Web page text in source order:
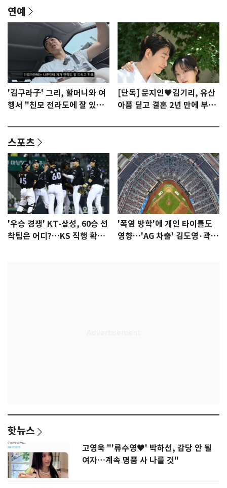
연예
'김구라子' 그리, 할머니와 여
행서 "친모 전라도에 잘 있
[단독] 문지인♥김기리, 유산
아픔 딛고 결혼 2년 만에 부모
스포츠
'우승 경쟁' KT-삼성, 60승 선
착팀은 어디?…KS 직행 확률
'폭염 방학'에 개인 타이틀도
영향…'AG 차출' 김도영·곽빈
핫뉴스
고영욱 "'류수영♥' 박하선, 감당 안 될
여자…계속 명품 사 나를 것"